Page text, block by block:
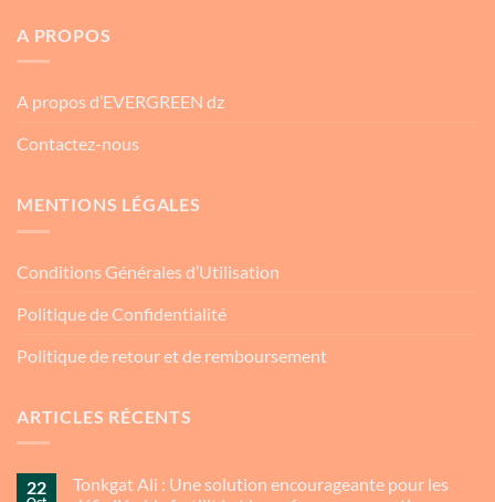
A PROPOS
A propos d’EVERGREEN dz
Contactez-nous
MENTIONS LÉGALES
Conditions Générales d’Utilisation
Politique de Confidentialité
Politique de retour et de remboursement
ARTICLES RÉCENTS
22
Tonkgat Ali : Une solution encourageante pour les